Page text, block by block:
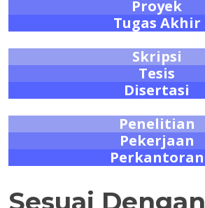
Proyek
Tugas Akhir
Skripsi
Tesis
Disertasi
Penelitian
Pekerjaan
Perkantoran